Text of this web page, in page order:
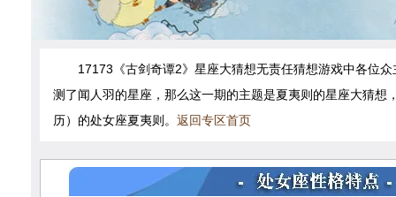
17173《古剑奇谭2》星座大猜想无责任猜想游戏中各位众
测了闻人羽的星座，那么这一期的主题是夏夷则的星座大猜
历）的处女座夏夷则。 返回专区首页